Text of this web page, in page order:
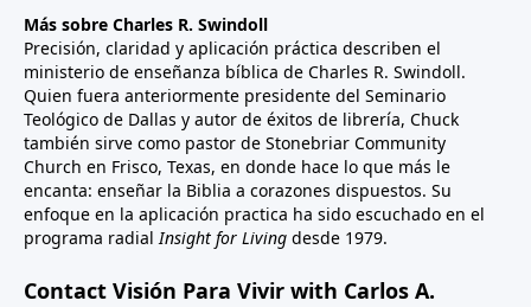
Más sobre Charles R. Swindoll
Precisión, claridad y aplicación práctica describen el
ministerio de enseñanza bíblica de Charles R. Swindoll.
Quien fuera anteriormente presidente del Seminario
Teológico de Dallas y autor de éxitos de librería, Chuck
también sirve como pastor de Stonebriar Community
Church en Frisco, Texas, en donde hace lo que más le
encanta: enseñar la Biblia a corazones dispuestos. Su
enfoque en la aplicación practica ha sido escuchado en el
programa radialInsight for Living desde 1979.
Contact Visión Para Vivir with Carlos A.